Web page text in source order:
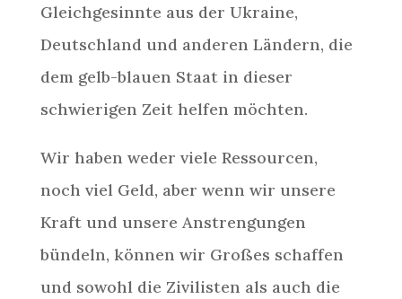
Gleichgesinnte aus der Ukraine,
Deutschland und anderen Ländern, die
dem gelb-blauen Staat in dieser
schwierigen Zeit helfen möchten.
Wir haben weder viele Ressourcen,
noch viel Geld, aber wenn wir unsere
Kraft und unsere Anstrengungen
bündeln, können wir Großes schaffen
und sowohl die Zivilisten als auch die